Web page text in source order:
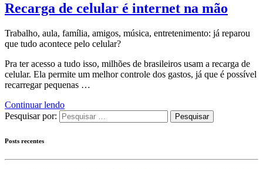
Recarga de celular é internet na mão
Trabalho, aula, família, amigos, música, entretenimento: já reparou
que tudo acontece pelo celular?
Pra ter acesso a tudo isso, milhões de brasileiros usam a recarga de
celular. Ela permite um melhor controle dos gastos, já que é possível
recarregar pequenas …
Continuar lendo
Pesquisar por:
Posts recentes